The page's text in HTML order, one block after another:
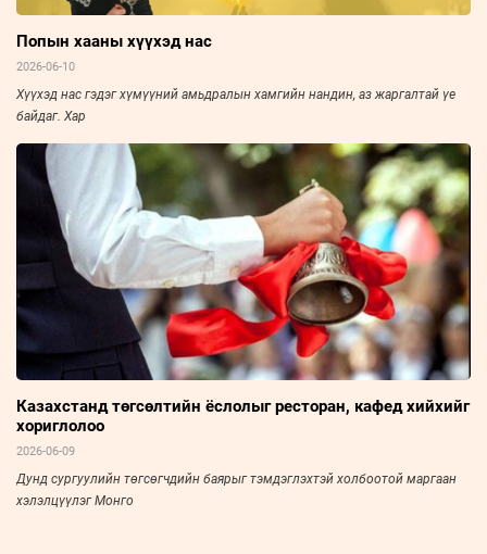
Попын хааны хүүхэд нас
2026-06-10
Хүүхэд нас гэдэг хүмүүний амьдралын хамгийн нандин, аз жаргалтай үе
байдаг. Хар
Казахстанд төгсөлтийн ёслолыг ресторан, кафед хийхийг
хориглолоо
2026-06-09
Дунд сургуулийн төгсөгчдийн баярыг тэмдэглэхтэй холбоотой маргаан
хэлэлцүүлэг Монго